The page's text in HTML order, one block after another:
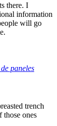
there. I
information
will go
paneles
trench
those ones